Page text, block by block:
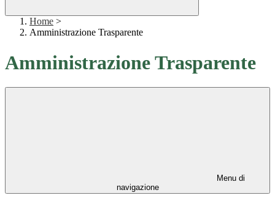
Home >
Amministrazione Trasparente
Amministrazione Trasparente
Menu di
navigazione